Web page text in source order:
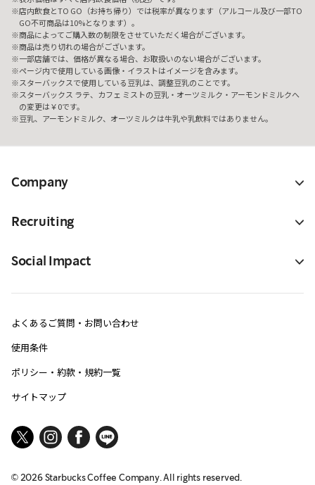
店内飲食とTO GO（お持ち帰り）では税率が異なります（アルコール及び一部TO
GO不可商品は10%となります）。
商品によってご購入数の制限をさせていただく場合がございます。
商品は売り切れの場合がございます。
一部店舗では、価格が異なる場合、お取扱いのない場合がございます。
ページ内で使用している画像・イラストはイメージを含みます。
スターバックスで使用している豆乳は、調整豆乳のことです。
スターバックス ラテ、カフェ ミストの豆乳・オーツミルク・アーモンドミルクへ
の変更は￥0です。
豆乳、アーモンドミルク、オーツミルクは牛乳や乳飲料ではありません。
Company
Recruiting
Social Impact
よくあるご質問・お問い合わせ
使用条件
ポリシー・約款・規約一覧
サイトマップ
© 2026Starbucks Coffee Company. All rights reserved.